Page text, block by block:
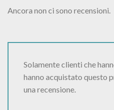
Ancora non ci sono recensioni.
Solamente clienti che
hanno acquistato questo
una recensione.